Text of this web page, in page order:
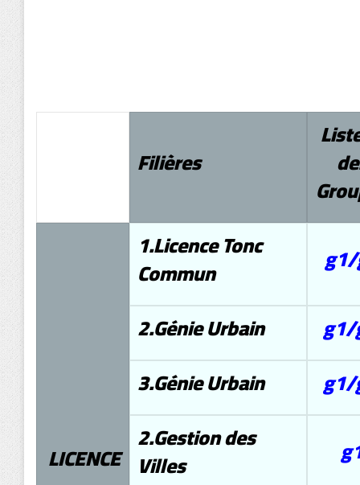
Filières
LICENCE
1.Licence Tonc
Commun
2.Génie Urbain
3.Génie Urbain
2.Gestion des
Villes